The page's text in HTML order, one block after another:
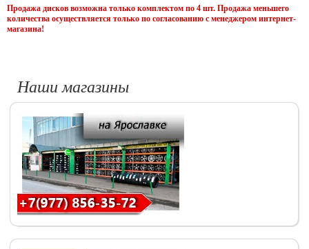
Продажа дисков возможна только комплектом по 4 шт. Продажа меньшего
количества осуществляется только по согласованию с менеджером интернет-
магазина!
Наши магазины